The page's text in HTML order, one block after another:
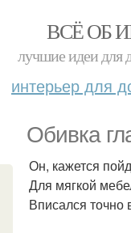
ВСЁ ОБ
лучшие идеи для
интерьер для
Обивка
Он, кажется
Для мягкой
Вписался точно